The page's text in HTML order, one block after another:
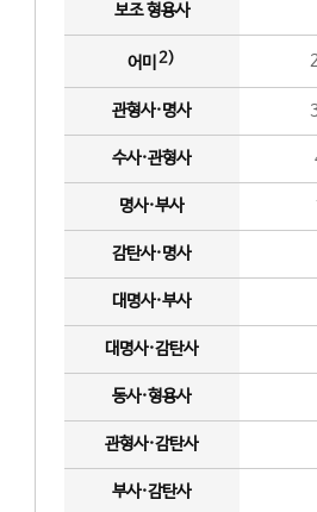
보조 형용사
어미 2)
관형사·명사
수사·관형사
명사·부사
감탄사·명사
대명사·부사
대명사·감탄사
동사·형용사
관형사·감탄사
부사·감탄사